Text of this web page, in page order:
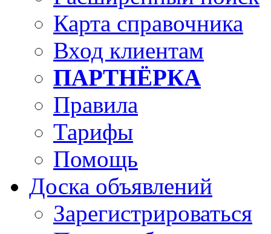
Карта справочника
Вход клиентам
ПАРТНЁРКА
Правила
Тарифы
Помощь
Доска объявлений
Зарегистрироваться